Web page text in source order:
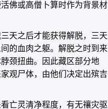
佛或高僧卜算时作为背景材
天之后才能获得解脱，三天
的血肉之躯。解脱之时到来
颈扭曲。因此藏区部分地
观尸体，由他们决定出殡吉
亡灵清净程度，有无禳灾驱